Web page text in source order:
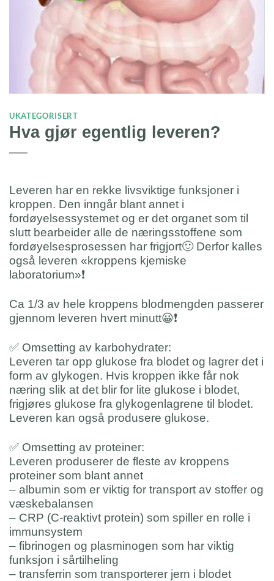
UKATEGORISERT
Hva gjør egentlig leveren?
Leveren har en rekke livsviktige funksjoner i
kroppen. Den inngår blant annet i
fordøyelsessystemet og er det organet som til
slutt bearbeider alle de næringsstoffene som
fordøyelsesprosessen har frigjort🙂Derfor kalles
også leveren «kroppens kjemiske
laboratorium»❗️
Ca 1/3 av hele kroppens blodmengden passerer
gjennom leveren hvert minutt😀❗️
✅ Omsetting av karbohydrater:
Leveren tar opp glukose fra blodet og lagrer det i
form av glykogen. Hvis kroppen ikke får nok
næring slik at det blir for lite glukose i blodet,
frigjøres glukose fra glykogenlagrene til blodet.
Leveren kan også produsere glukose.
✅ Omsetting av proteiner:
Leveren produserer de fleste av kroppens
proteiner som blant annet
– albumin som er viktig for transport av stoffer og
væskebalansen
– CRP (C-reaktivt protein) som spiller en rolle i
immunsystem
– fibrinogen og plasminogen som har viktig
funksjon i sårtilheling
– transferrin som transporterer jern i blodet